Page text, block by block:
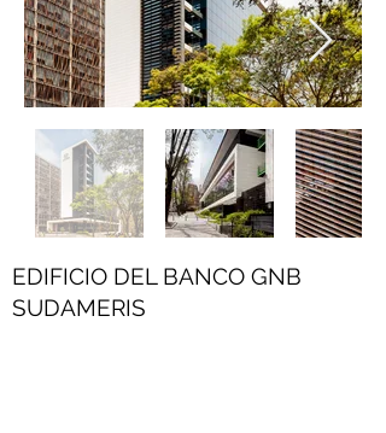
EDIFICIO DEL BANCO GNB
SUDAMERIS